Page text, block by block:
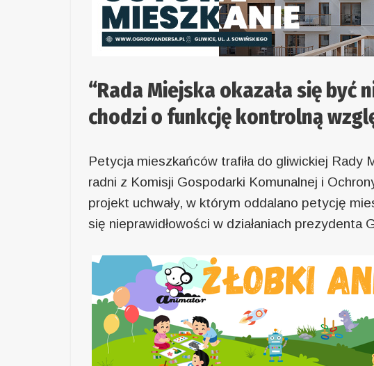
“Rada Miejska okazała się być
chodzi o funkcję kontrolną
Petycja mieszkańców trafiła do gliwickiej Rady
radni z Komisji Gospodarki Komunalnej i
projekt uchwały, w którym oddalano petycję
się nieprawidłowości w działaniach prezydenta